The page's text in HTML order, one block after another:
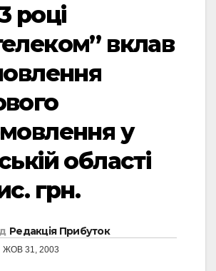
році
вклав
у
області
грн.
Редакція Прибуток
ЖОВ 31, 2003